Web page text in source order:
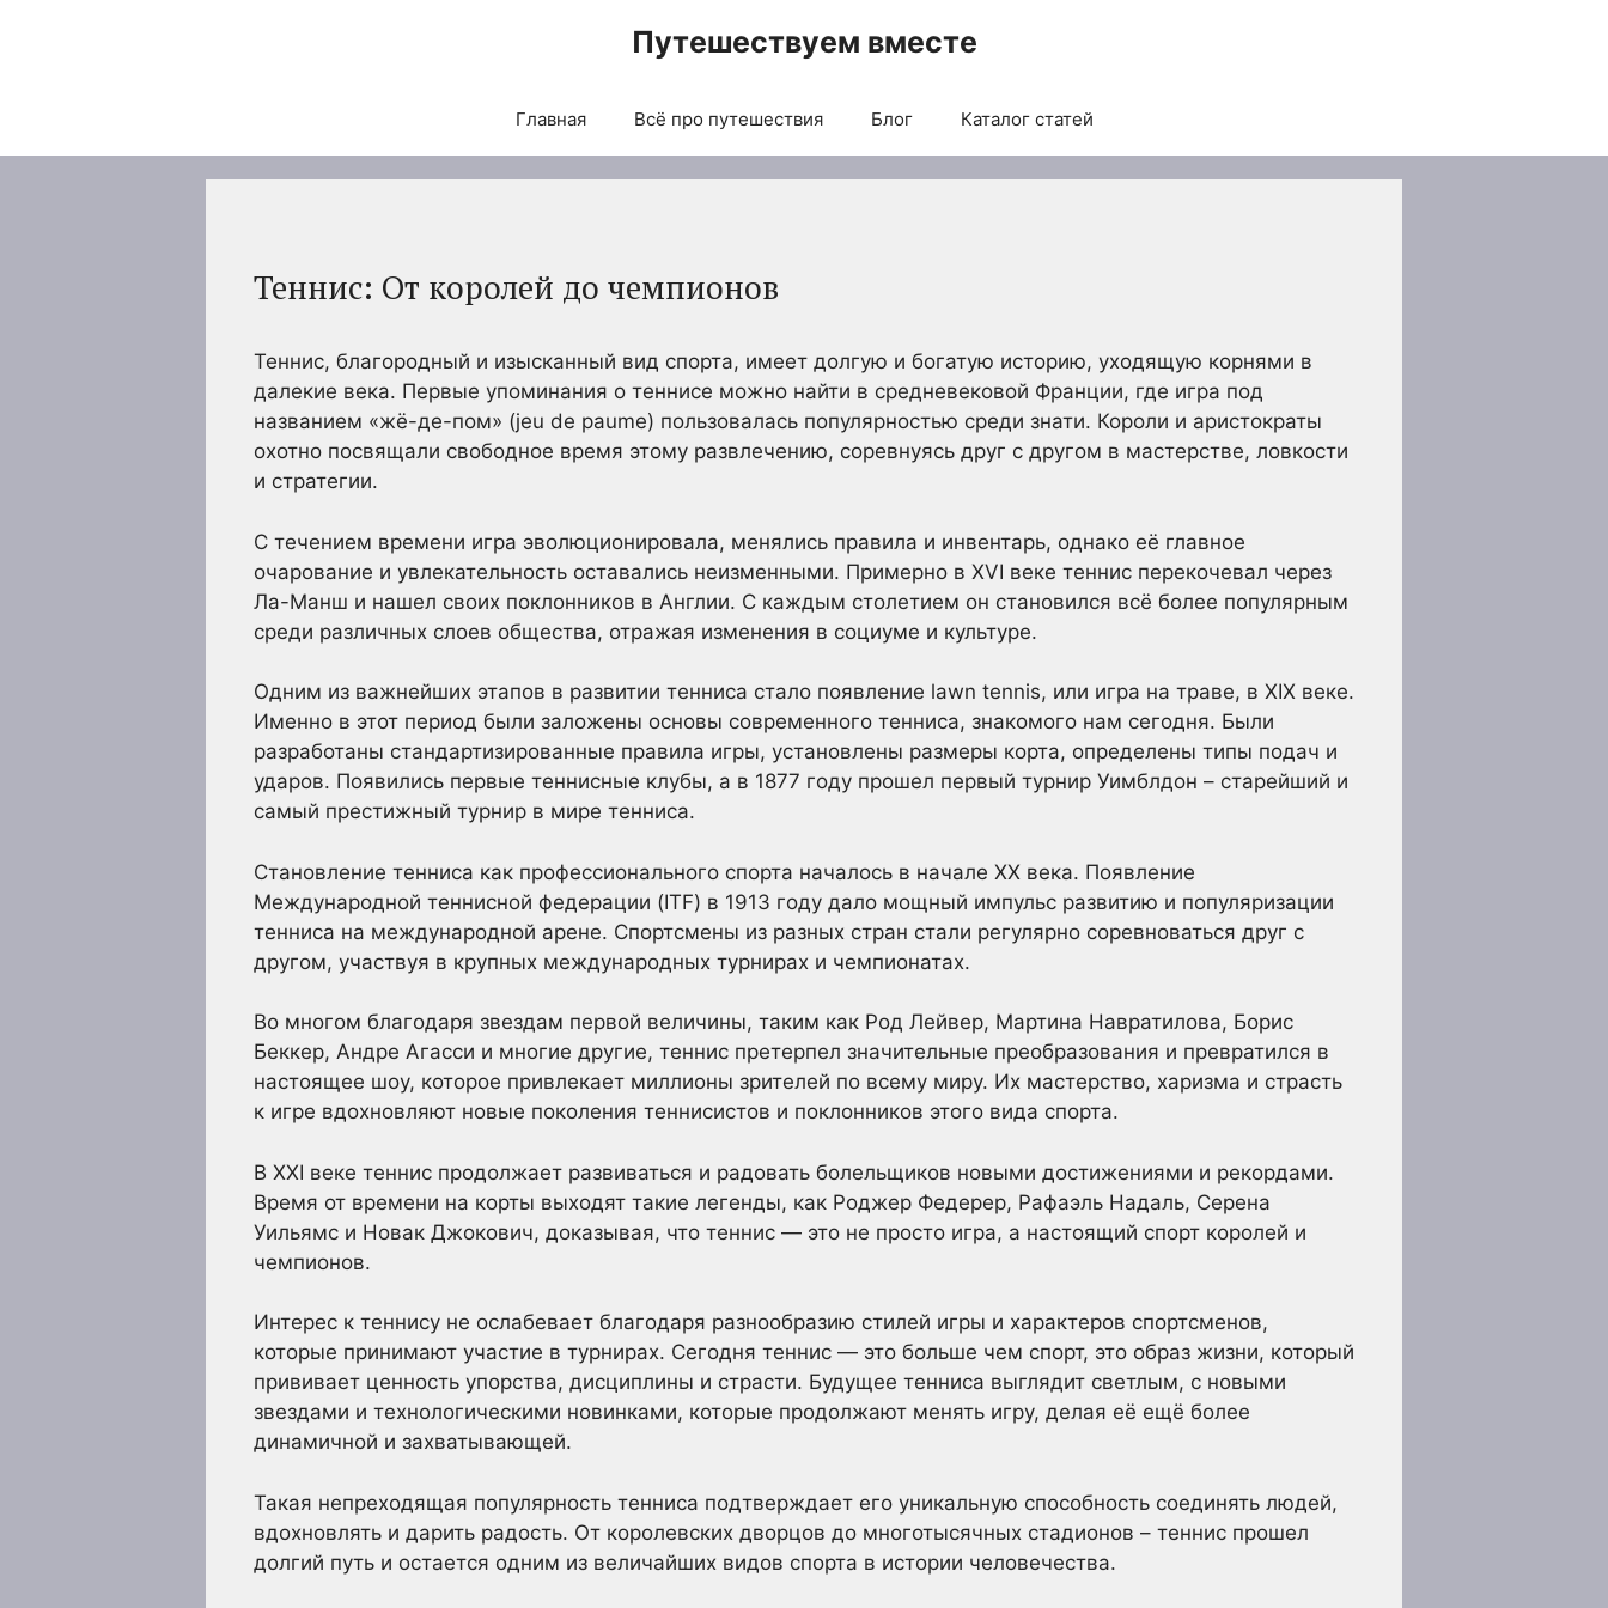
Путешествуем вместе
Главная Всё про путешествия Блог Каталог статей
Теннис: От королей до чемпионов
Теннис, благородный и изысканный вид спорта, имеет долгую и богатую историю, уходящую корнями в
далекие века. Первые упоминания о теннисе можно найти в средневековой Франции, где игра под
названием «жё-де-пом» (jeu de paume) пользовалась популярностью среди знати. Короли и аристократы
охотно посвящали свободное время этому развлечению, соревнуясь друг с другом в мастерстве, ловкости
и стратегии.
С течением времени игра эволюционировала, менялись правила и инвентарь, однако её главное
очарование и увлекательность оставались неизменными. Примерно в XVI веке теннис перекочевал через
Ла-Манш и нашел своих поклонников в Англии. С каждым столетием он становился всё более популярным
среди различных слоев общества, отражая изменения в социуме и культуре.
Одним из важнейших этапов в развитии тенниса стало появление lawn tennis, или игра на траве, в XIX веке.
Именно в этот период были заложены основы современного тенниса, знакомого нам сегодня. Были
разработаны стандартизированные правила игры, установлены размеры корта, определены типы подач и
ударов. Появились первые теннисные клубы, а в 1877 году прошел первый турнир Уимблдон – старейший и
самый престижный турнир в мире тенниса.
Становление тенниса как профессионального спорта началось в начале XX века. Появление
Международной теннисной федерации (ITF) в 1913 году дало мощный импульс развитию и популяризации
тенниса на международной арене. Спортсмены из разных стран стали регулярно соревноваться друг с
другом, участвуя в крупных международных турнирах и чемпионатах.
Во многом благодаря звездам первой величины, таким как Род Лейвер, Мартина Навратилова, Борис
Беккер, Андре Агасси и многие другие, теннис претерпел значительные преобразования и превратился в
настоящее шоу, которое привлекает миллионы зрителей по всему миру. Их мастерство, харизма и страсть
к игре вдохновляют новые поколения теннисистов и поклонников этого вида спорта.
В XXI веке теннис продолжает развиваться и радовать болельщиков новыми достижениями и рекордами.
Время от времени на корты выходят такие легенды, как Роджер Федерер, Рафаэль Надаль, Серена
Уильямс и Новак Джокович, доказывая, что теннис — это не просто игра, а настоящий спорт королей и
чемпионов.
Интерес к теннису не ослабевает благодаря разнообразию стилей игры и характеров спортсменов,
которые принимают участие в турнирах. Сегодня теннис — это больше чем спорт, это образ жизни, который
прививает ценность упорства, дисциплины и страсти. Будущее тенниса выглядит светлым, с новыми
звездами и технологическими новинками, которые продолжают менять игру, делая её ещё более
динамичной и захватывающей.
Такая непреходящая популярность тенниса подтверждает его уникальную способность соединять людей,
вдохновлять и дарить радость. От королевских дворцов до многотысячных стадионов – теннис прошел
долгий путь и остается одним из величайших видов спорта в истории человечества.